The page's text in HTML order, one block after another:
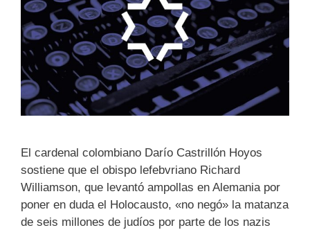
El cardenal colombiano Darío Castrillón Hoyos
sostiene que el obispo lefebvriano Richard
Williamson, que levantó ampollas en Alemania por
poner en duda el Holocausto, «no negó» la matanza
de seis millones de judíos por parte de los nazis